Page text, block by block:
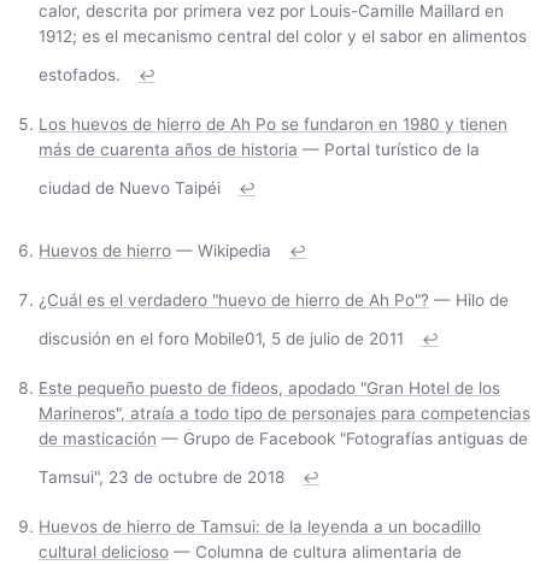
calor, descrita por primera vez por Louis-Camille Maillard en
1912; es el mecanismo central del color y el sabor en alimentos
estofados.
↩
Los huevos de hierro de Ah Po se fundaron en 1980 y tienen
más de cuarenta años de historia — Portal turístico de la
ciudad de Nuevo Taipéi
↩
Huevos de hierro — Wikipedia ↩
¿Cuál es el verdadero "huevo de hierro de Ah Po"? — Hilo de
discusión en el foro Mobile01, 5 de julio de 2011
↩
Este pequeño puesto de fideos, apodado "Gran Hotel de los
Marineros", atraía a todo tipo de personajes para competencias
de masticación — Grupo de Facebook "Fotografías antiguas de
Tamsui", 23 de octubre de 2018
↩
Huevos de hierro de Tamsui: de la leyenda a un bocadillo
cultural delicioso — Columna de cultura alimentaria de